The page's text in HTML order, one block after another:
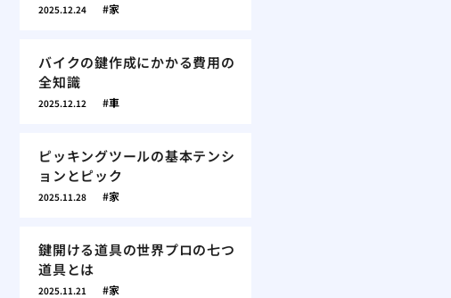
2025.12.24 家
バイクの鍵作成にかかる費用の
全知識
2025.12.12 車
ピッキングツールの基本テンシ
ョンとピック
2025.11.28 家
鍵開ける道具の世界プロの七つ
道具とは
2025.11.21 家